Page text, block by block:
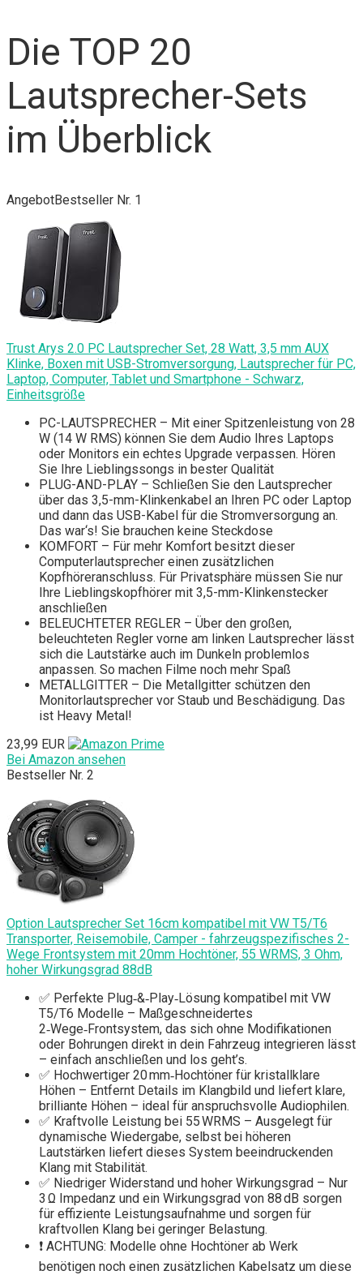
Die TOP 20
Lautsprecher-Sets
im Überblick
AngebotBestseller Nr. 1
Trust Arys 2.0 PC Lautsprecher Set, 28 Watt, 3,5 mm AUX
Klinke, Boxen mit USB-Stromversorgung, Lautsprecher für PC,
Laptop, Computer, Tablet und Smartphone - Schwarz,
Einheitsgröße
PC-LAUTSPRECHER – Mit einer Spitzenleistung von 28
W (14 W RMS) können Sie dem Audio Ihres Laptops
oder Monitors ein echtes Upgrade verpassen. Hören
Sie Ihre Lieblingssongs in bester Qualität
PLUG-AND-PLAY – Schließen Sie den Lautsprecher
über das 3,5-mm-Klinkenkabel an Ihren PC oder Laptop
und dann das USB-Kabel für die Stromversorgung an.
Das war‘s! Sie brauchen keine Steckdose
KOMFORT – Für mehr Komfort besitzt dieser
Computerlautsprecher einen zusätzlichen
Kopfhöreranschluss. Für Privatsphäre müssen Sie nur
Ihre Lieblingskopfhörer mit 3,5-mm-Klinkenstecker
anschließen
BELEUCHTETER REGLER – Über den großen,
beleuchteten Regler vorne am linken Lautsprecher lässt
sich die Lautstärke auch im Dunkeln problemlos
anpassen. So machen Filme noch mehr Spaß
METALLGITTER – Die Metallgitter schützen den
Monitorlautsprecher vor Staub und Beschädigung. Das
ist Heavy Metal!
23,99 EUR
Bei Amazon ansehen
Bestseller Nr. 2
Option Lautsprecher Set 16cm kompatibel mit VW T5/T6
Transporter, Reisemobile, Camper - fahrzeugspezifisches 2-
Wege Frontsystem mit 20mm Hochtöner, 55 WRMS, 3 Ohm,
hoher Wirkungsgrad 88dB
✅ Perfekte Plug‑&‑Play‑Lösung kompatibel mit VW
T5/T6 Modelle – Maßgeschneidertes
2‑Wege‑Frontsystem, das sich ohne Modifikationen
oder Bohrungen direkt in dein Fahrzeug integrieren lässt
– einfach anschließen und los geht’s.
✅ Hochwertiger 20 mm‑Hochtöner für kristallklare
Höhen – Entfernt Details im Klangbild und liefert klare,
brilliante Höhen – ideal für anspruchsvolle Audiophilen.
✅ Kraftvolle Leistung bei 55 WRMS – Ausgelegt für
dynamische Wiedergabe, selbst bei höheren
Lautstärken liefert dieses System beeindruckenden
Klang mit Stabilität.
✅ Niedriger Widerstand und hoher Wirkungsgrad – Nur
3 Ω Impedanz und ein Wirkungsgrad von 88 dB sorgen
für effiziente Leistungsaufnahme und sorgen für
kraftvollen Klang bei geringer Belastung.
❗ ACHTUNG: Modelle ohne Hochtöner ab Werk
benötigen noch einen zusätzlichen Kabelsatz um diese